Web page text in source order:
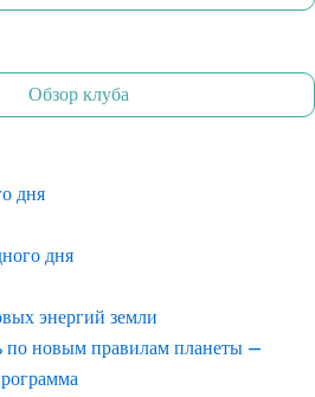
Обзор клуба
дня
дня
энергий земли
по новым правилам планеты —